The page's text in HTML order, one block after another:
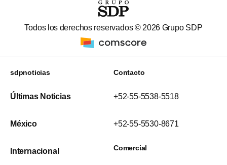
Todos los derechos reservados © 2026 Grupo SDP
sdpnoticias
Últimas Noticias
México
Internacional
Contacto
+52-55-5538-5518
+52-55-5530-8671
Comercial